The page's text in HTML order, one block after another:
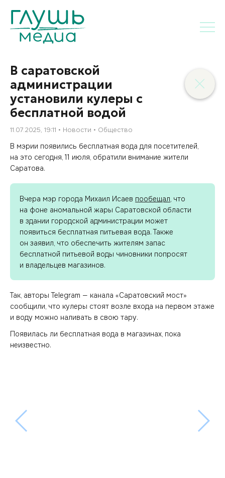
В саратовской
администрации
установили кулеры с
бесплатной водой
11.07.2025, 19:11 Новости Общество
В мэрии появились бесплатная вода для посетителей,
на это сегодня, 11 июля, обратили внимание жители
Саратова.
Вчера мэр города Михаил Исаев пообещал, что
на фоне аномальной жары Саратовской области
в здании городской администрации может
появиться бесплатная питьевая вода. Также
он заявил, что обеспечить жителям запас
бесплатной питьевой воды чиновники попросят
и владельцев магазинов.
Так, авторы Telegram — канала «Саратовский мост»
сообщили, что кулеры стоят возле входа на первом этаже
и воду можно наливать в свою тару.
Появилась ли бесплатная вода в магазинах, пока
неизвестно.